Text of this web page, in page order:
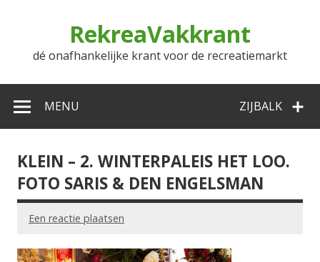
RekreaVakkrant
dé onafhankelijke krant voor de recreatiemarkt
ZIJBALK
MENU
KLEIN – 2. WINTERPALEIS HET LOO.
FOTO SARIS & DEN ENGELSMAN
Een reactie plaatsen